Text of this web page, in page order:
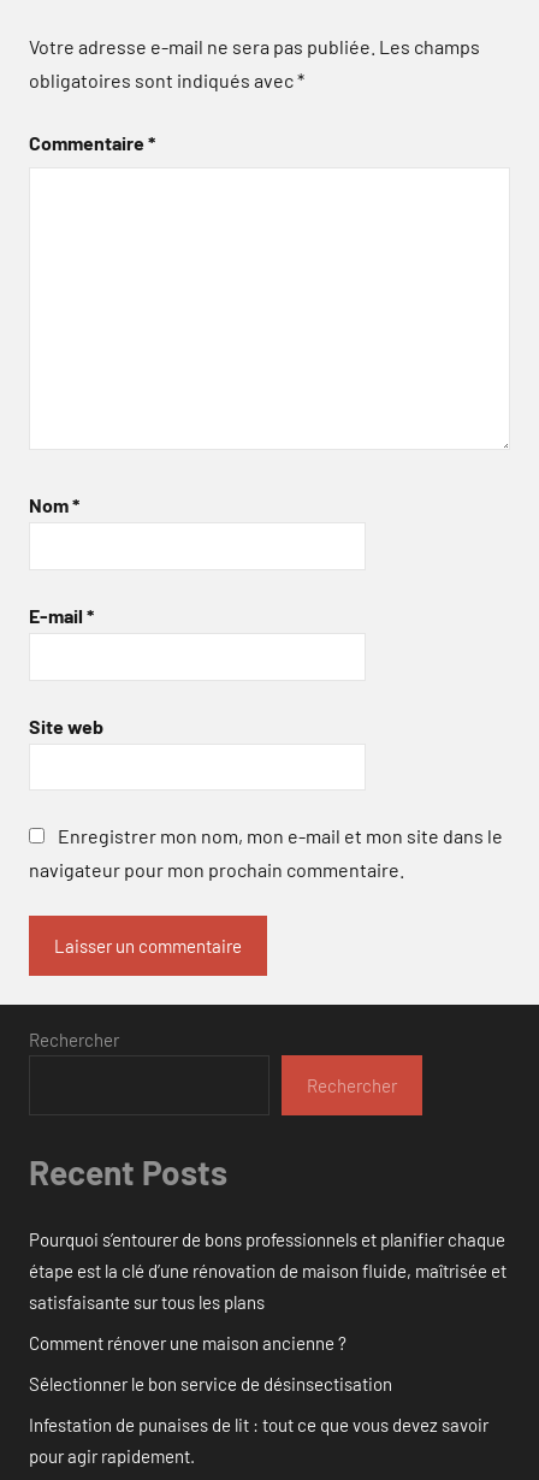
Votre adresse e-mail ne sera pas publiée. Les champs
obligatoires sont indiqués avec*
Commentaire*
Nom*
E-mail *
Site web
Enregistrer mon nom, mon e-mail et mon site dans le
navigateur pour mon prochain commentaire.
Rechercher
Rechercher
Recent Posts
Pourquoi s’entourer de bons professionnels et planifier chaque
étape est la clé d’une rénovation de maison fluide, maîtrisée et
satisfaisante sur tous les plans
Comment rénover une maison ancienne ?
Sélectionner le bon service de désinsectisation
Infestation de punaises de lit : tout ce que vous devez savoir
pour agir rapidement.